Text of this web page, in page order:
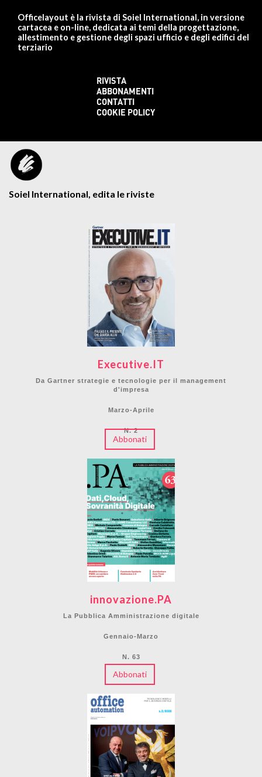
Officelayout è la rivista di Soiel International, in versione
cartacea e on-line, dedicata ai temi della progettazione,
allestimento e gestione degli spazi ufficio e degli edifici del
terziario
RIVISTA
ABBONAMENTI
CONTATTI
COOKIE POLICY
Soiel International, edita le riviste
Executive.IT
Da Gartner strategie e tecnologie per il management
d'impresa
Marzo-Aprile
N. 2
Abbonati
innovazione.PA
La Pubblica Amministrazione digitale
Gennaio-Marzo
N. 63
Abbonati